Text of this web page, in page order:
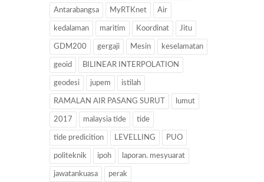
Antarabangsa MyRTKnet Air
kedalaman maritim Koordinat Jitu
GDM200 gergaji Mesin keselamatan
geoid BILINEAR INTERPOLATION
geodesi jupem istilah
RAMALAN AIR PASANG SURUT lumut
2017 malaysia tide tide
tide predicition LEVELLING PUO
politeknik ipoh laporan. mesyuarat
jawatankuasa perak